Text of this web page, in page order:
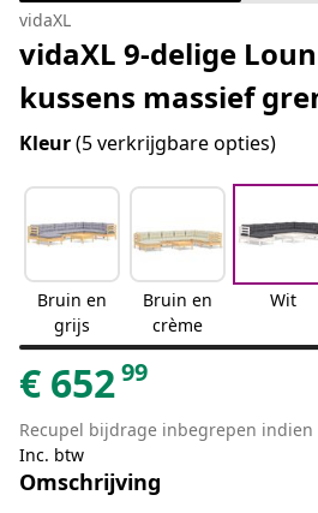
vidaXL
vidaXL 9-delige
kussens massief
Kleur(5 verkrijgbare opties)
Bruin en
grijs
Bruin en
crème
Wit
€ 65299
Recupel bijdrage inbegrepen indien
Inc. btw
Omschrijving